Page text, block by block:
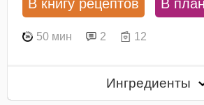
В книгу рецептов В
50 мин 2 12
Ингредиенты